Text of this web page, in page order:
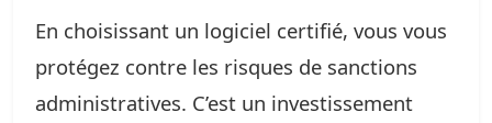
En choisissant un logiciel certifié, vous vous
protégez contre les risques de sanctions
administratives. C’est un investissement